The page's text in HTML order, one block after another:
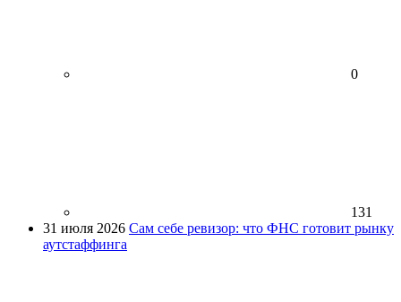
0
131
31 июля 2026 Сам себе ревизор: что ФНС готовит рынку
аутстаффинга